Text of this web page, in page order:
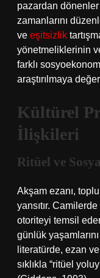
pazardan
zamanlarını
ve eşitsizlik
yönetmeliklerinin
farklı
araştırılmaya
Kültürel
İlişkileri
Ritüel ve
Akşam ezanı,
yansıtır.
otoriteyi temsil
günlük
literatürde, ezan
sıklıkla “ritüel